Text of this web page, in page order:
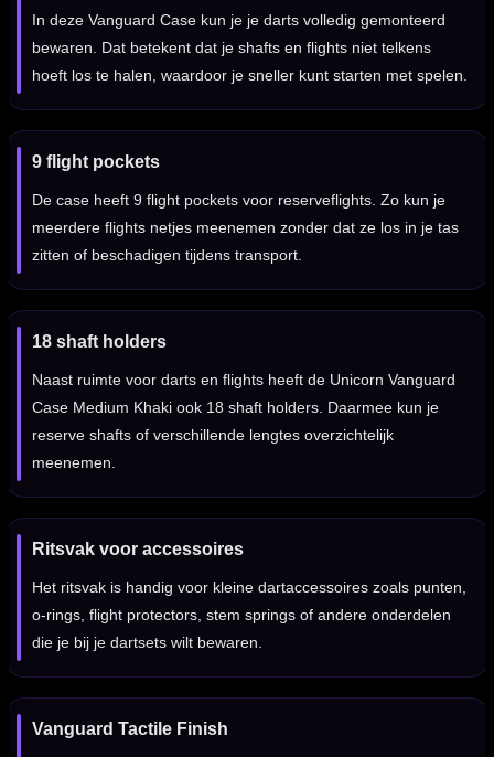
In deze Vanguard Case kun je je darts volledig gemonteerd
bewaren. Dat betekent dat je shafts en flights niet telkens
hoeft los te halen, waardoor je sneller kunt starten met spelen.
9 flight pockets
De case heeft 9 flight pockets voor reserveflights. Zo kun je
meerdere flights netjes meenemen zonder dat ze los in je tas
zitten of beschadigen tijdens transport.
18 shaft holders
Naast ruimte voor darts en flights heeft de Unicorn Vanguard
Case Medium Khaki ook 18 shaft holders. Daarmee kun je
reserve shafts of verschillende lengtes overzichtelijk
meenemen.
Ritsvak voor accessoires
Het ritsvak is handig voor kleine dartaccessoires zoals punten,
o-rings, flight protectors, stem springs of andere onderdelen
die je bij je dartsets wilt bewaren.
Vanguard Tactile Finish